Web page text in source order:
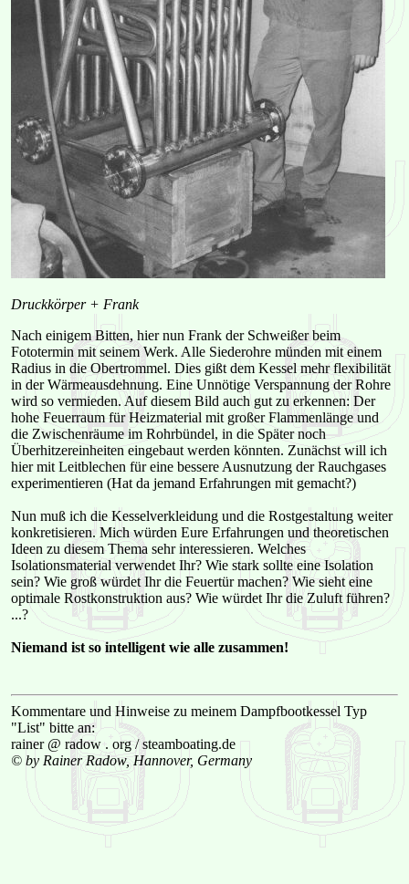
Druckkörper + Frank
Nach einigem Bitten, hier nun Frank der Schweißer beim
Fototermin mit seinem Werk. Alle Siederohre münden mit einem
Radius in die Obertrommel. Dies gißt dem Kessel mehr flexibilität
in der Wärmeausdehnung. Eine Unnötige Verspannung der Rohre
wird so vermieden. Auf diesem Bild auch gut zu erkennen: Der
hohe Feuerraum für Heizmaterial mit großer Flammenlänge und
die Zwischenräume im Rohrbündel, in die Später noch
Überhitzereinheiten eingebaut werden könnten. Zunächst will ich
hier mit Leitblechen für eine bessere Ausnutzung der Rauchgases
experimentieren (Hat da jemand Erfahrungen mit gemacht?)
Nun muß ich die Kesselverkleidung und die Rostgestaltung weiter
konkretisieren. Mich würden Eure Erfahrungen und theoretischen
Ideen zu diesem Thema sehr interessieren. Welches
Isolationsmaterial verwendet Ihr? Wie stark sollte eine Isolation
sein? Wie groß würdet Ihr die Feuertür machen? Wie sieht eine
optimale Rostkonstruktion aus? Wie würdet Ihr die Zuluft führen?
...?
Niemand ist so intelligent wie alle zusammen!
Kommentare und Hinweise zu meinem Dampfbootkessel Typ
"List" bitte an:
rainer @ radow . org / steamboating.de
© by Rainer Radow, Hannover, Germany